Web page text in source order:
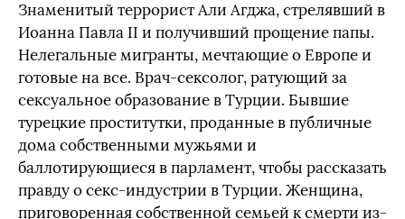
Знаменитый террорист Али Агджа, стрелявший в
Иоанна Павла II и получивший прощение папы.
Нелегальные мигранты, мечтающие о Европе и
готовые на все. Врач-сексолог, ратующий за
сексуальное образование в Турции. Бывшие
турецкие проститутки, проданные в публичные
дома собственными мужьями и
баллотирующиеся в парламент, чтобы рассказать
правду о секс-индустрии в Турции. Женщина,
приговоренная собственной семьей к cмерти из-